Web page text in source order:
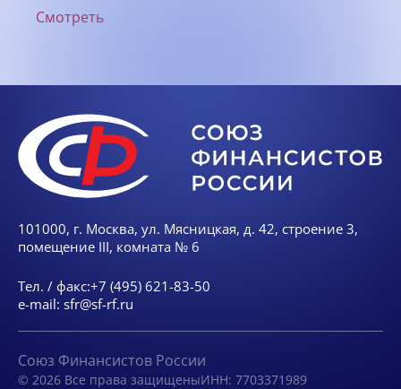
Смотреть
101000, г. Москва, ул. Мясницкая, д. 42, строение 3,
помещение III, комната № 6
Тел. / факс:+7 (495) 621-83-50
e-mail: sfr@sf-rf.ru
Союз Финансистов России
© 2026 Все права защищеныИНН: 7703371989